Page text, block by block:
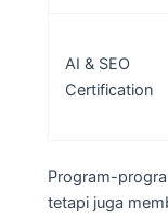
AI & SEO
Certification
Program-
tetapi juga